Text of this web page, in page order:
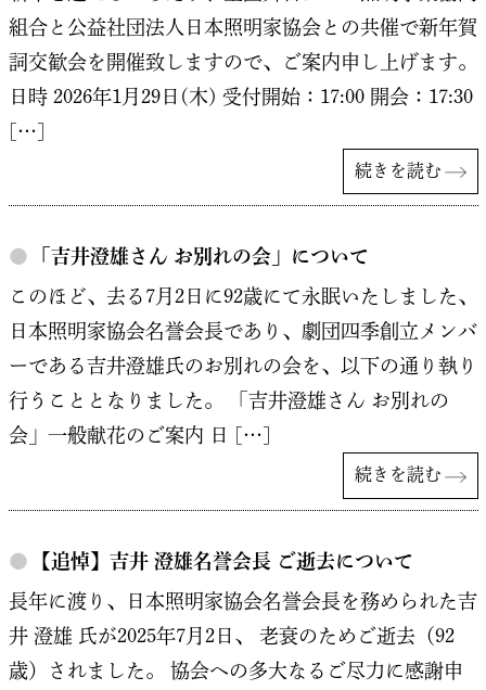
組合と公益社団法人日本照明家協会との共催で新年賀
詞交歓会を開催致しますので、ご案内申し上げます。
日時 2026年1月29日(木) 受付開始：17:00 開会：17:30
[…]
続きを読む
● 「吉井澄雄さん お別れの会」について
このほど、去る7月2日に92歳にて永眠いたしました、
日本照明家協会名誉会長であり、劇団四季創立メンバ
ーである吉井澄雄氏のお別れの会を、以下の通り執り
行うこととなりました。 「吉井澄雄さん お別れの
会」一般献花のご案内 日 […]
続きを読む
● 【追悼】吉井 澄雄名誉会長 ご逝去について
長年に渡り、日本照明家協会名誉会長を務められた吉
井 澄雄 氏が2025年7月2日、 老衰のためご逝去（92
歳）されました。 協会への多大なるご尽力に感謝申